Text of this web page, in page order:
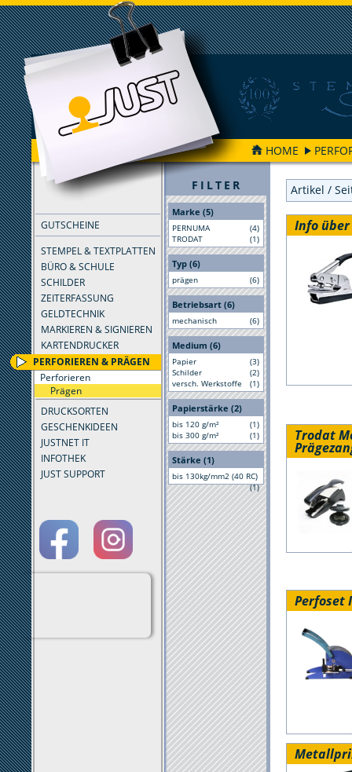
HOME
GUTSCHEINE
STEMPEL & TEXTPLATTEN
BÜRO & SCHULE
SCHILDER
ZEITERFASSUNG
GELDTECHNIK
MARKIEREN & SIGNIEREN
KARTENDRUCKER
PERFORIEREN & PRÄGEN
Perforieren
Prägen
DRUCKSORTEN
GESCHENKIDEEN
JUSTNET IT
INFOTHEK
JUST SUPPORT
FILTER
Marke (5)
PERNUMA
(4)
TRODAT
(1)
Typ (6)
prägen (6)
Betriebsart (6)
mechanisch (6)
Medium (6)
Papier
(3)
Schilder
(2)
versch. Werkstoffe
(1)
Papierstärke (2)
bis 120 g/m²
(1)
bis 300 g/m²
(1)
Stärke (1)
bis 130kg/mm2 (40 RC)
(1)
Artikel /
Info über
Trodat
Perfoset